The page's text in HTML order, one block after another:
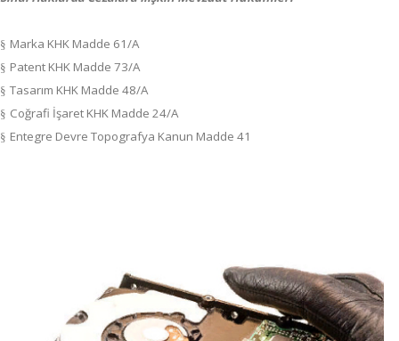
§ Marka KHK Madde 61/A
§ Patent KHK Madde 73/A
§ Tasarım KHK Madde 48/A
§ Coğrafi İşaret KHK Madde 24/A
§ Entegre Devre Topografya Kanun Madde 41